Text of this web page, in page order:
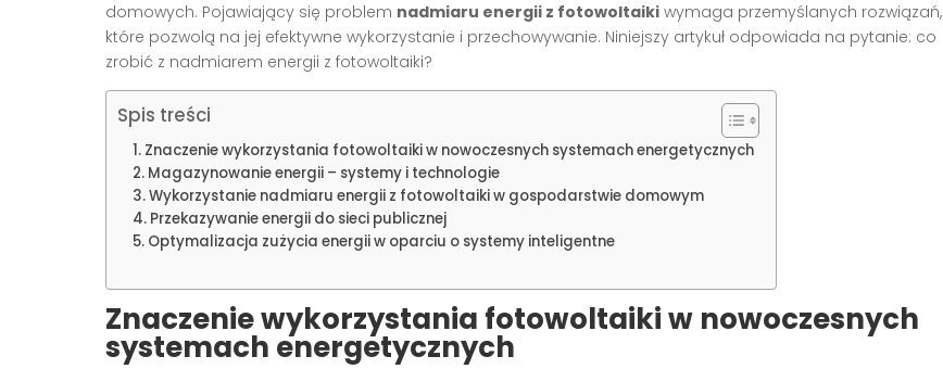
domowych. Pojawiający się problem nadmiaru energii z fotowoltaiki wymaga przemyślanych rozwiązań,
które pozwolą na jej efektywne wykorzystanie i przechowywanie. Niniejszy artykuł odpowiada na pytanie: co
zrobić z nadmiarem energii z fotowoltaiki?
Spis treści
Znaczenie wykorzystania fotowoltaiki w nowoczesnych systemach energetycznych
Magazynowanie energii – systemy i technologie
Wykorzystanie nadmiaru energii z fotowoltaiki w gospodarstwie domowym
Przekazywanie energii do sieci publicznej
Optymalizacja zużycia energii w oparciu o systemy inteligentne
Znaczenie wykorzystania fotowoltaikiw nowoczesnych
systemach energetycznych